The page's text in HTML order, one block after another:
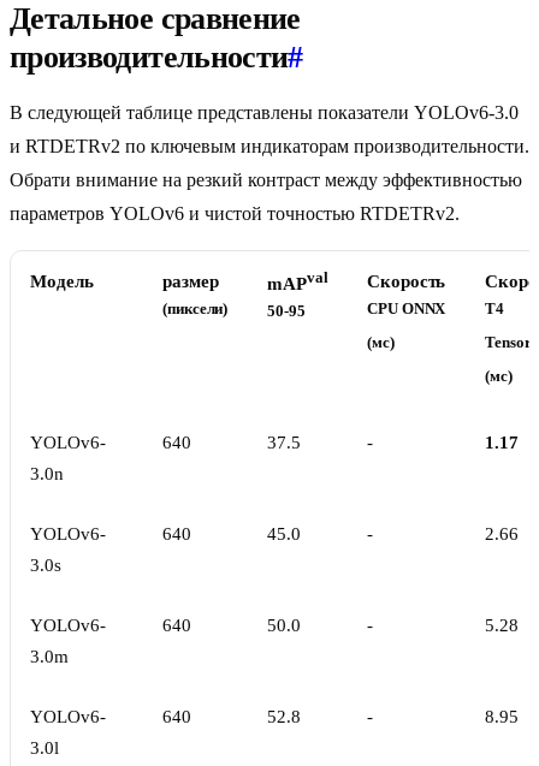
Детальное сравнение
производительности#
В следующей таблице представлены показатели YOLOv6-3.0
и RTDETRv2 по ключевым индикаторам производительности.
Обрати внимание на резкий контраст между эффективностью
параметров YOLOv6 и чистой точностью RTDETRv2.
Модель размер
(пиксели)
mAPval
50-95
Скорость
CPU ONNX
(мс)
T4
(мс)
YOLOv6-
3.0n
640 37.5 - 1.17
YOLOv6-
3.0s
640 45.0 - 2.66
YOLOv6-
3.0m
640 50.0 - 5.28
YOLOv6-
3.0l
640 52.8 - 8.95